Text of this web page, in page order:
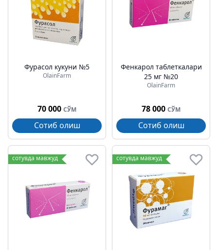
Фурасол кукуни №5
OlainFarm
70 000 СЎМ
Сотиб олиш
Фенкарол таблеткалари
25 мг №20
OlainFarm
78 000 СЎМ
Сотиб олиш
сотувда мавжуд сотувда мавжуд